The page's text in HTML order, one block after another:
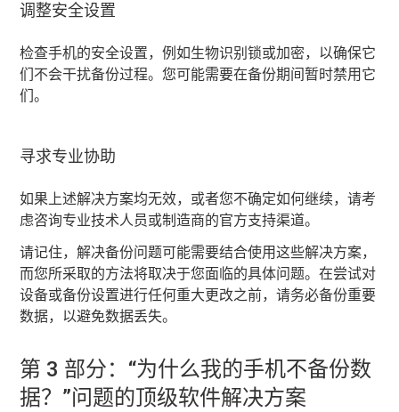
调整安全设置
检查手机的安全设置，例如生物识别锁或加密，以确保它
们不会干扰备份过程。您可能需要在备份期间暂时禁用它
们。
寻求专业协助
如果上述解决方案均无效，或者您不确定如何继续，请考
虑咨询专业技术人员或制造商的官方支持渠道。
请记住，解决备份问题可能需要结合使用这些解决方案，
而您所采取的方法将取决于您面临的具体问题。在尝试对
设备或备份设置进行任何重大更改之前，请务必备份重要
数据，以避免数据丢失。
第 3 部分：“为什么我的手机不备份数
据？”问题的顶级软件解决方案